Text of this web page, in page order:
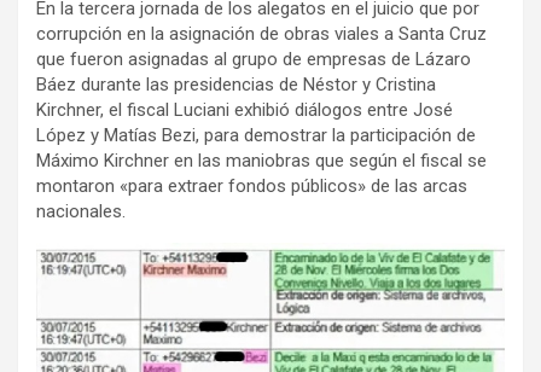
En la tercera jornada de los alegatos en el juicio que por
corrupción en la asignación de obras viales a Santa Cruz
que fueron asignadas al grupo de empresas de Lázaro
Báez durante las presidencias de Néstor y Cristina
Kirchner, el fiscal Luciani exhibió diálogos entre José
López y Matías Bezi, para demostrar la participación de
Máximo Kirchner en las maniobras que según el fiscal se
montaron «para extraer fondos públicos» de las arcas
nacionales.